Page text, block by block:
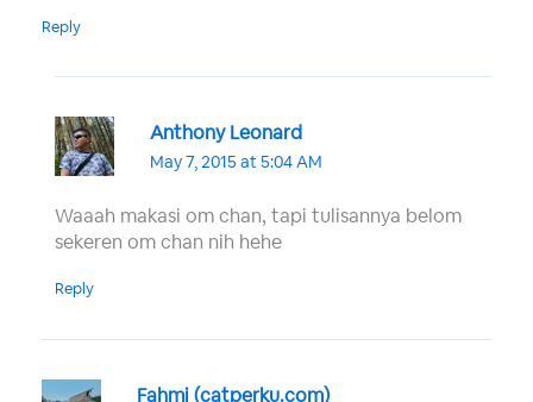
Reply
Anthony Leonard
May 7, 2015 at 5:04 AM
Waaah makasi om chan, tapi tulisannya belom
sekeren om chan nih hehe
Reply
Fahmi (catperku.com)